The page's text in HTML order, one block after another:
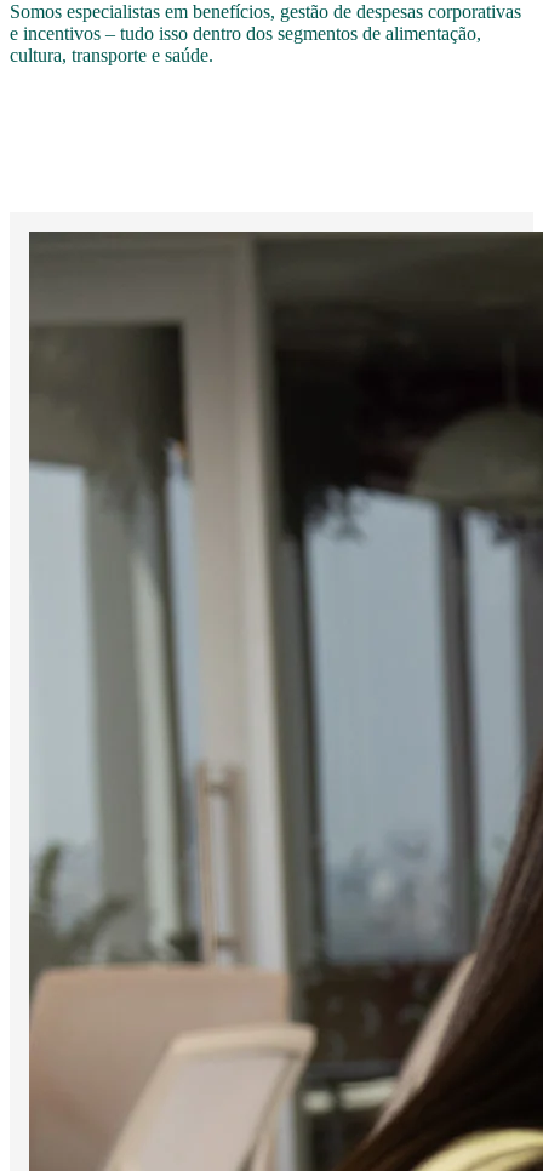
Somos especialistas em benefícios, gestão de despesas corporativas
e incentivos – tudo isso dentro dos segmentos de alimentação,
cultura, transporte e saúde.